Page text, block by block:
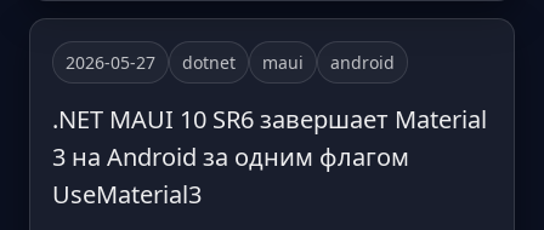
2026-05-27 dotnet maui android
.NET MAUI 10 SR6 завершает Material
3 на Android за одним флагом
UseMaterial3